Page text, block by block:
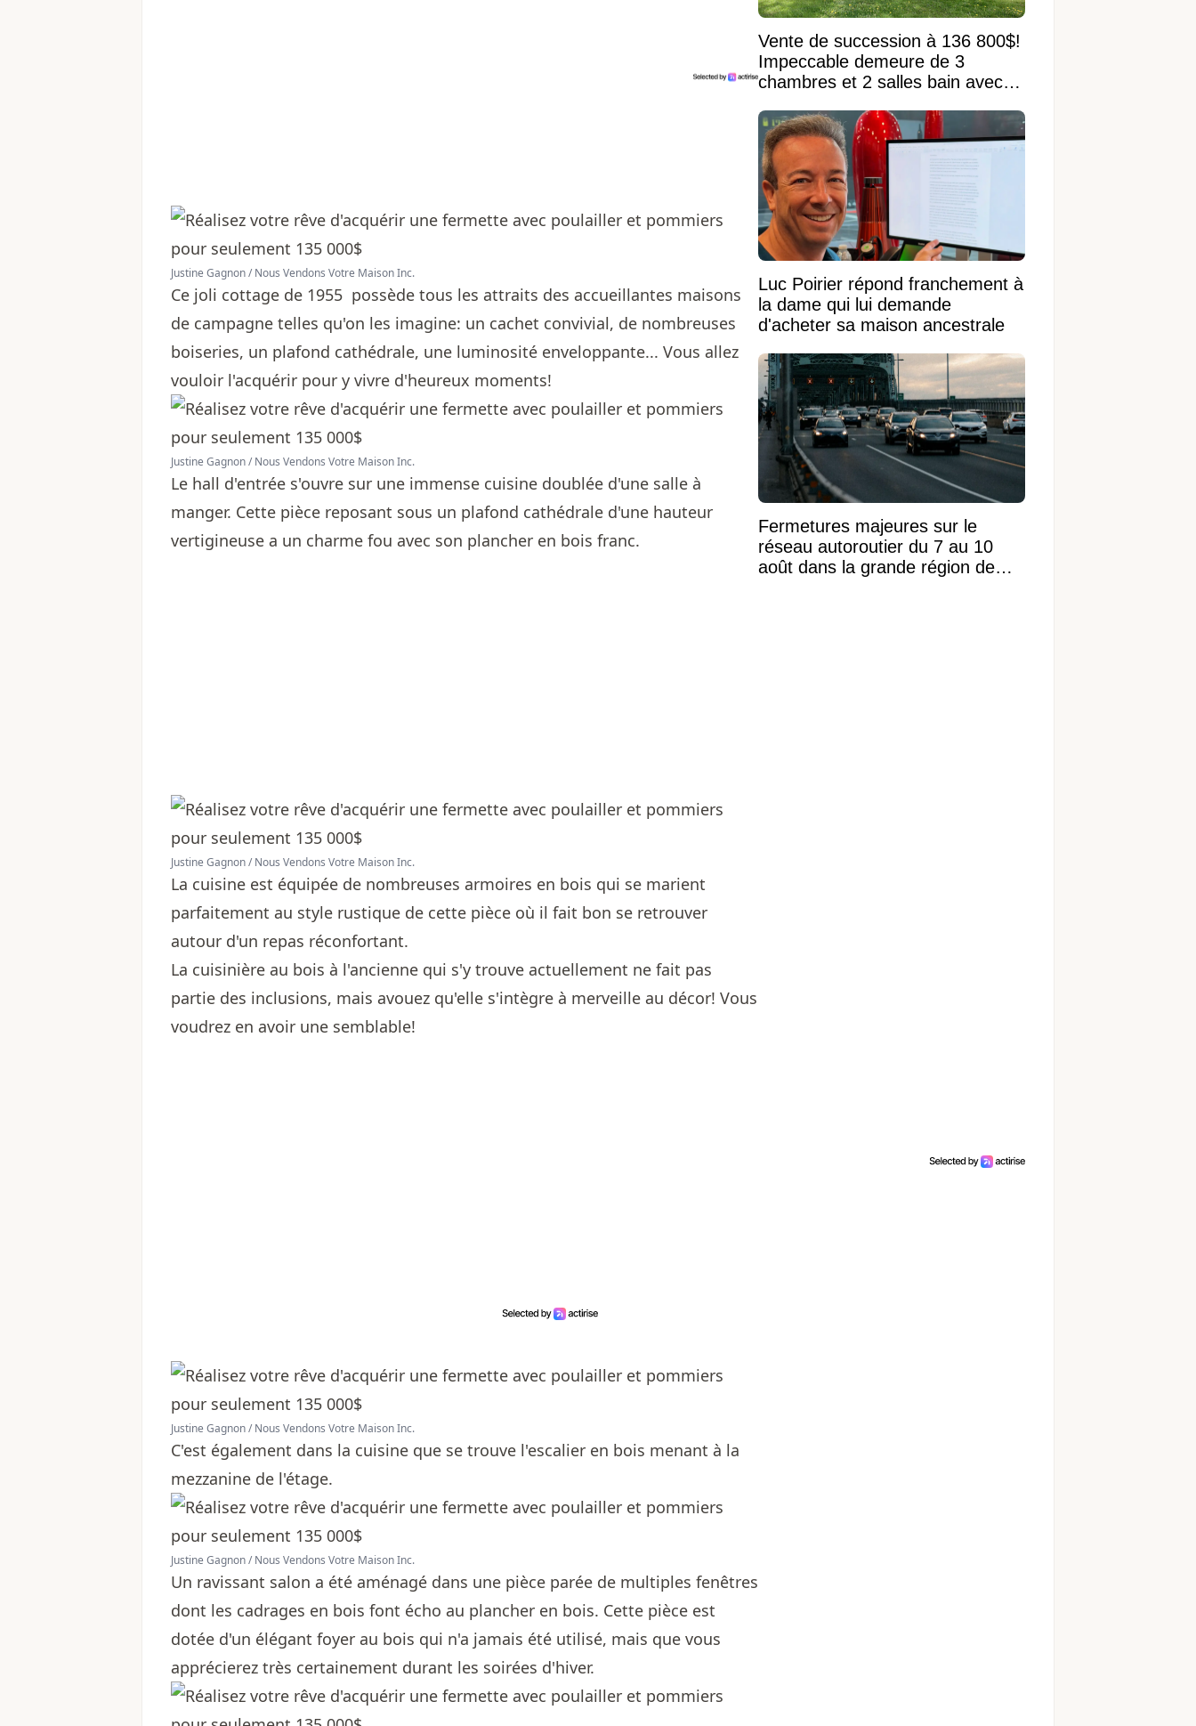
Justine Gagnon / Nous Vendons Votre Maison Inc.
Ce joli cottage de 1955 possède tous les attraits des accueillantes maisons
de campagne telles qu'on les imagine: un cachet convivial, de nombreuses
boiseries, un plafond cathédrale, une luminosité enveloppante... Vous allez
vouloir l'acquérir pour y vivre d'heureux moments!
Justine Gagnon / Nous Vendons Votre Maison Inc.
Le hall d'entrée s'ouvre sur une immense cuisine doublée d'une salle à
manger. Cette pièce reposant sous un plafond cathédrale d'une hauteur
vertigineuse a un charme fou avec son plancher en bois franc.
Justine Gagnon / Nous Vendons Votre Maison Inc.
La cuisine est équipée de nombreuses armoires en bois qui se marient
parfaitement au style rustique de cette pièce où il fait bon se retrouver
autour d'un repas réconfortant.
La cuisinière au bois à l'ancienne qui s'y trouve actuellement ne fait pas
partie des inclusions, mais avouez qu'elle s'intègre à merveille au décor! Vous
voudrez en avoir une semblable!
Justine Gagnon / Nous Vendons Votre Maison Inc.
C'est également dans la cuisine que se trouve l'escalier en bois menant à la
mezzanine de l'étage.
Justine Gagnon / Nous Vendons Votre Maison Inc.
Un ravissant salon a été aménagé dans une pièce parée de multiples fenêtres
dont les cadrages en bois font écho au plancher en bois. Cette pièce est
dotée d'un élégant foyer au bois qui n'a jamais été utilisé, mais que vous
apprécierez très certainement durant les soirées d'hiver.
Vente de succession à 136 800$!
Impeccable demeure de 3
chambres et 2 salles bain avec
Luc Poirier répond franchement à
la dame qui lui demande
d'acheter sa maison ancestrale
Fermetures majeures sur le
réseau autoroutier du 7 au 10
août dans la grande région de